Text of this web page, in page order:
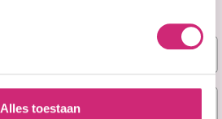
Alles toestaan
Contact